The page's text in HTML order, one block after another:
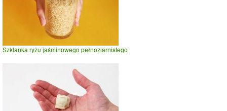
Szklanka ryżu jaśminowego pełnoziarnistego